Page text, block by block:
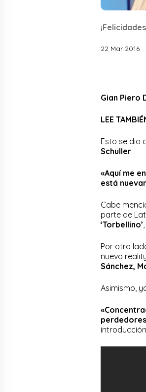
22 Mar 2016
Gian Piero
LEE
Esto se dio
Schuller.
«Aquí me
está
Cabe
parte de
‘Torbellino’
Por otro
nuevo
Sánchez,
Asimismo,